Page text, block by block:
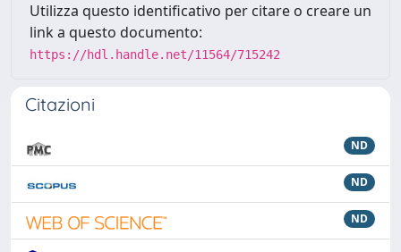
Utilizza questo identificativo per citare o creare un
link a questo documento:
https://hdl.handle.net/11564/715242
Citazioni
ND
ND
ND